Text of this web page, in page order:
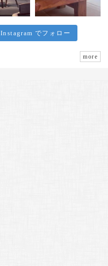
Instagram でフォロー
more